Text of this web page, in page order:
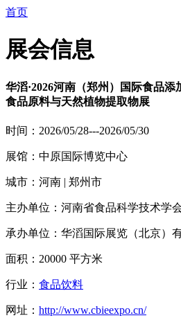
首页
展会信息
华滔·2026河南（郑州）国际食品
食品原料与天然植物提取物展
时间：2026/05/28---2026/05/30
展馆：中原国际博览中心
城市：河南 | 郑州市
主办单位：河南省食品科学技术学
承办单位：华滔国际展览（北京）
面积：20000 平方米
行业： 食品饮料
网址： http://www.cbieexpo.cn/